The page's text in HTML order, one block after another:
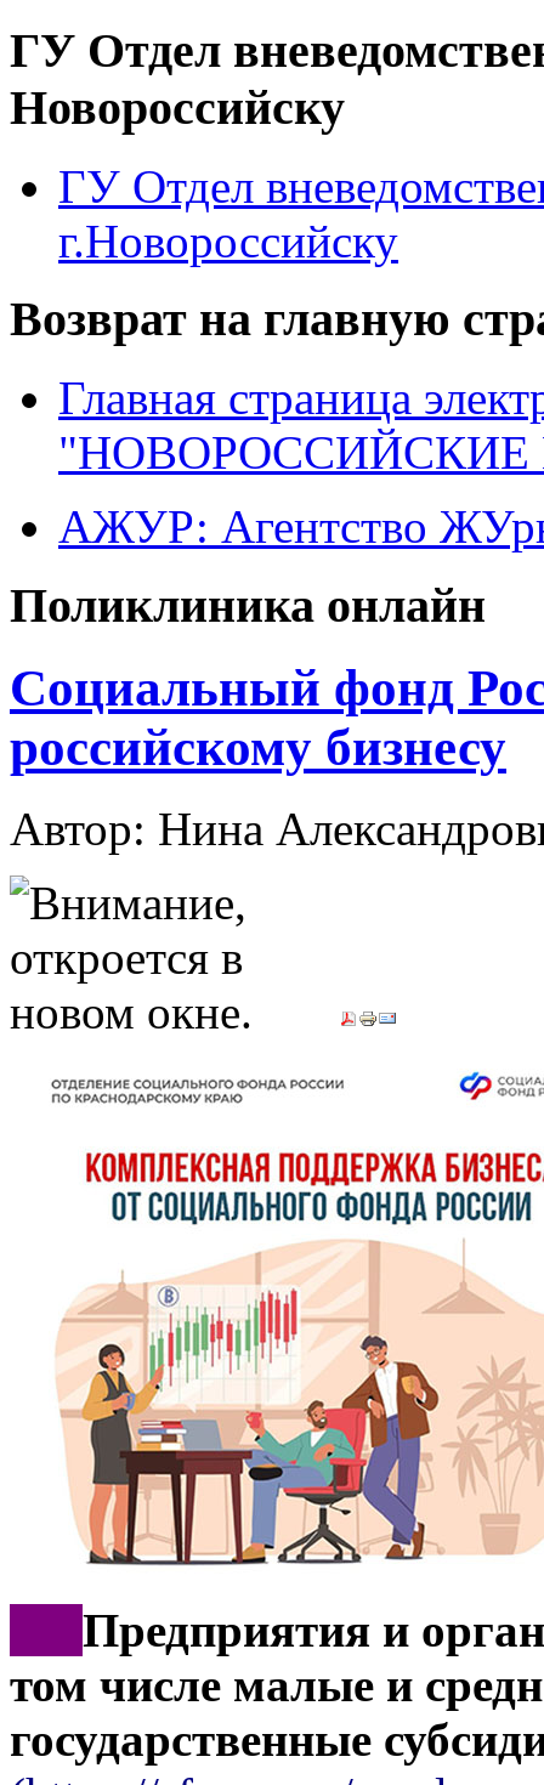
ГУ Отдел
Новороссийску
ГУ Отдел
г.Новороссийску
Возврат на главную
Главная страница
"НОВОРОССИЙСКИЕ
АЖУР: Агентство
Поликлиника онлайн
Социальный фонд
российскому бизнесу
Автор: Нина
Предприятия и
том числе малые и
государственные